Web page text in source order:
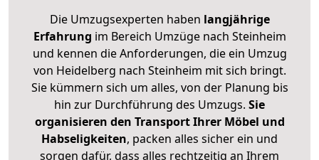
Die Umzugsexperten haben langjährige
Erfahrung im Bereich Umzüge nach Steinheim
und kennen die Anforderungen, die ein Umzug
von Heidelberg nach Steinheim mit sich bringt.
Sie kümmern sich um alles, von der Planung bis
hin zur Durchführung des Umzugs. Sie
organisieren den Transport Ihrer Möbel und
Habseligkeiten, packen alles sicher ein und
sorgen dafür, dass alles rechtzeitig an Ihrem